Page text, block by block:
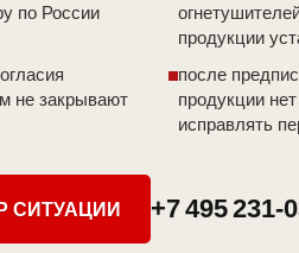
по России
продукции
не закрывают
после
продукции
исправлять
СИТУАЦИИ +7 495 231-